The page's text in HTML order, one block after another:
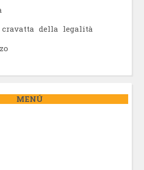
della legalità
MENÚ